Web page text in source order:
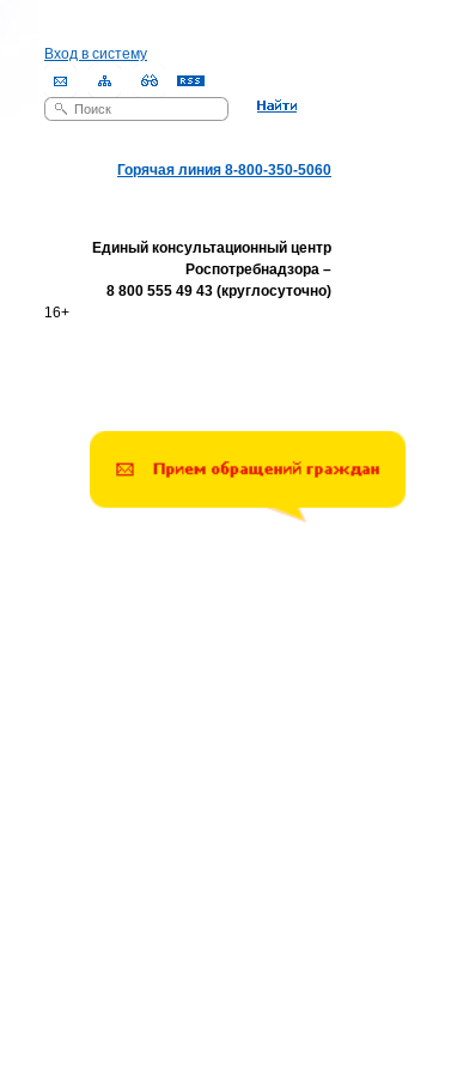
Вход в систему
Форма поиска
Поиск
Горячая линия 8-800-350-5060
Единый консультационный центр
Роспотребнадзора –
8 800 555 49 43 (круглосуточно)
16+